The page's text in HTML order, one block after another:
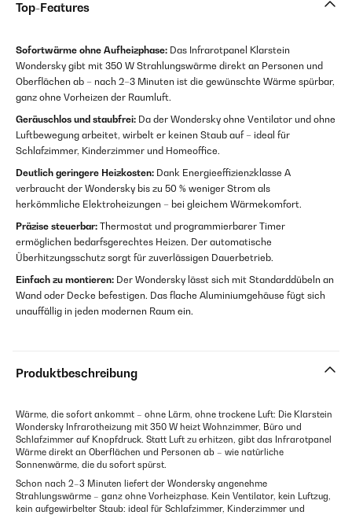
Top-Features
Sofortwärme ohne Aufheizphase: Das Infrarotpanel Klarstein
Wondersky gibt mit 350 W Strahlungswärme direkt an Personen und
Oberflächen ab – nach 2–3 Minuten ist die gewünschte Wärme spürbar,
ganz ohne Vorheizen der Raumluft.
Geräuschlos und staubfrei: Da der Wondersky ohne Ventilator und ohne
Luftbewegung arbeitet, wirbelt er keinen Staub auf – ideal für
Schlafzimmer, Kinderzimmer und Homeoffice.
Deutlich geringere Heizkosten: Dank Energieeffizienzklasse A
verbraucht der Wondersky bis zu 50 % weniger Strom als
herkömmliche Elektroheizungen – bei gleichem Wärmekomfort.
Präzise steuerbar: Thermostat und programmierbarer Timer
ermöglichen bedarfsgerechtes Heizen. Der automatische
Überhitzungsschutz sorgt für zuverlässigen Dauerbetrieb.
Einfach zu montieren: Der Wondersky lässt sich mit Standarddübeln an
Wand oder Decke befestigen. Das flache Aluminiumgehäuse fügt sich
unauffällig in jeden modernen Raum ein.
Produktbeschreibung
Wärme, die sofort ankommt – ohne Lärm, ohne trockene Luft: Die Klarstein
Wondersky Infrarotheizung mit 350 W heizt Wohnzimmer, Büro und
Schlafzimmer auf Knopfdruck. Statt Luft zu erhitzen, gibt das Infrarotpanel
Wärme direkt an Oberflächen und Personen ab – wie natürliche
Sonnenwärme, die du sofort spürst.
Schon nach 2–3 Minuten liefert der Wondersky angenehme
Strahlungswärme – ganz ohne Vorheizphase. Kein Ventilator, kein Luftzug,
kein aufgewirbelter Staub: ideal für Schlafzimmer, Kinderzimmer und